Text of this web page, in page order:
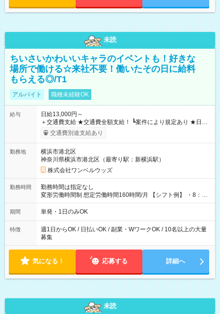
未読
ちいさいかわいいキャラのイベントも！好きな
場所で働ける☆来社不要！働いたその日に給料
もらえる◎/T1
アルバイト 職種未経験OK
給与
日給13,000円～
＋交通費支給 ★交通費全額支給！ ┗案件により規定あり ★日払
いOK！（規定あり） ┗働いたその日に現金GET♪ お仕事後はコ
ンビニATMから 日払い分を引き落とせます！ 【試用期間】試
交通費別途支給あり
勤務地
横浜市港北区
神奈川県横浜市港北区（最寄り駅：新横浜駅）
株式会社ワンベルウッズ
勤務時間
勤務時間は指定なし
変形労働時間制 想定労働時間160時間/月 【シフト例】 ・8：00
～21：00
期間 単発・1日のみOK
特徴
週1日からOK / 日払いOK / 副業・WワークOK / 10名以上の大量
募集
気になる！ 応募する 詳細へ
未読